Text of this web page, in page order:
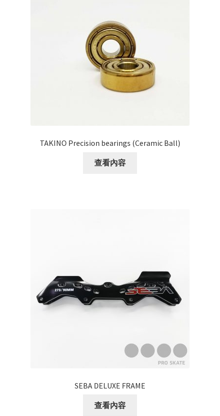
TAKINO Precision bearings (Ceramic Ball)
查看內容
SEBA DELUXE FRAME
查看內容